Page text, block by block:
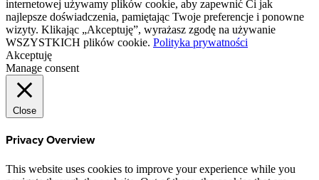
internetowej używamy plików cookie, aby zapewnić Ci jak
najlepsze doświadczenia, pamiętając Twoje preferencje i ponowne
wizyty. Klikając „Akceptuję”, wyrażasz zgodę na używanie
WSZYSTKICH plików cookie. Polityka prywatności
Akceptuję
Manage consent
Close
Privacy Overview
This website uses cookies to improve your experience while you